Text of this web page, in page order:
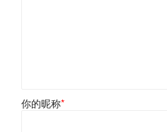
你的昵称*